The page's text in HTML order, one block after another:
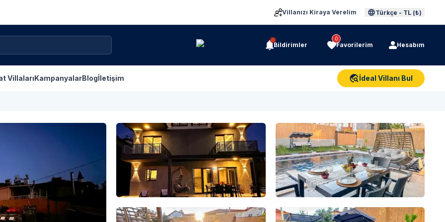
Villanızı Kiraya Verelim Türkçe - TL (₺)
Bildirimler
0
Favorilerim Hesabım
VillalarıKampanyalarBlogİletişim İdeal Villanı Bul
yer alan,
düzeni ve
geniş kullanım
alanıyla aileler
villamız, 600